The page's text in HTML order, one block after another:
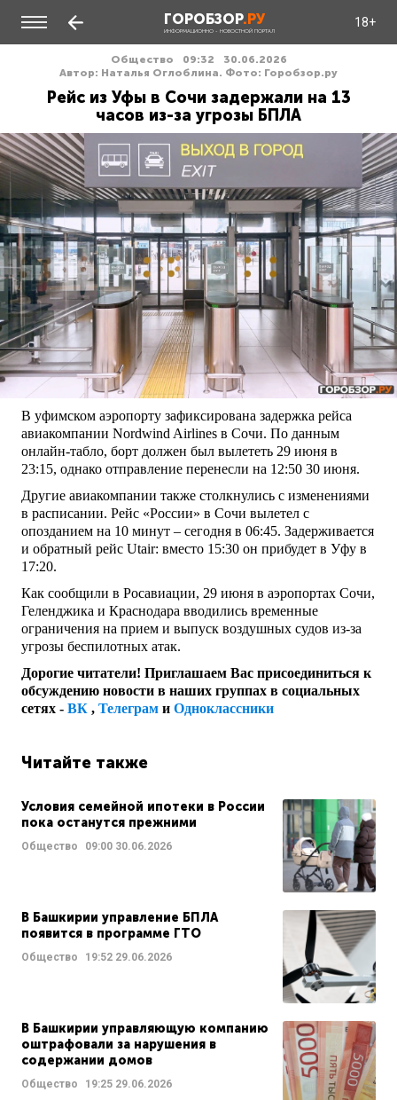
ГОРОБЗОР.РУ
ИНФОРМАЦИОННО - НОВОСТНОЙ ПОРТАЛ
18+
Общество 09:32
30.06.2026
Автор: Наталья Оглоблина. Фото: Горобзор.ру
Рейс из Уфы в Сочи задержали на 13
часов из-за угрозы БПЛА
В уфимском аэропорту зафиксирована задержка рейса
авиакомпании Nordwind Airlines в Сочи. По данным
онлайн-табло, борт должен был вылететь 29 июня в
23:15, однако отправление перенесли на 12:50 30 июня.
Другие авиакомпании также столкнулись с изменениями
в расписании. Рейс «России» в Сочи вылетел с
опозданием на 10 минут – сегодня в 06:45. Задерживается
и обратный рейс Utair: вместо 15:30 он прибудет в Уфу в
17:20.
Как сообщили в Росавиации, 29 июня в аэропортах Сочи,
Геленджика и Краснодара вводились временные
ограничения на прием и выпуск воздушных судов из-за
угрозы беспилотных атак.
Дорогие читатели! Приглашаем Вас присоединиться к
обсуждению новости в наших группах в социальных
сетях - ВК , Телеграм и Одноклассники
Читайте также
Условия семейной ипотеки в России
пока останутся прежними
Общество 09:00 30.06.2026
В Башкирии управление БПЛА
появится в программе ГТО
Общество 19:52 29.06.2026
В Башкирии управляющую компанию
оштрафовали за нарушения в
содержании домов
Общество 19:25 29.06.2026